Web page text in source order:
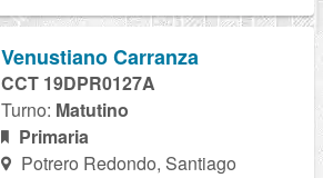
Venustiano Carranza
CCT 19DPR0127A
Turno: Matutino
Primaria
Potrero Redondo, Santiago